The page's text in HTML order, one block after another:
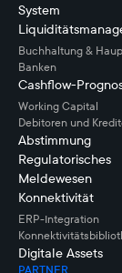
System
Buchhaltung &
Banken
Cashflow-
Working Capital
Debitoren und
Abstimmung
Regulatorisches
Meldewesen
Konnektivität
ERP-Integration
Digitale Assets
PARTNER